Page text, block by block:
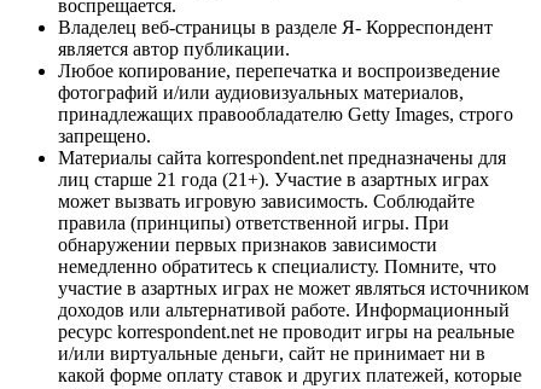
воспрещается.
Владелец веб-страницы в разделе Я- Корреспондент
является автор публикации.
Любое копирование, перепечатка и воспроизведение
фотографий и/или аудиовизуальных материалов,
принадлежащих правообладателю Getty Images, строго
запрещено.
Материалы сайта korrespondent.net предназначены для
лиц старше 21 года (21+). Участие в азартных играх
может вызвать игровую зависимость. Соблюдайте
правила (принципы) ответственной игры. При
обнаружении первых признаков зависимости
немедленно обратитесь к специалисту. Помните, что
участие в азартных играх не может являться источником
доходов или альтернативой работе. Информационный
ресурс korrespondent.net не проводит игры на реальные
и/или виртуальные деньги, сайт не принимает ни в
какой форме оплату ставок и других платежей, которые